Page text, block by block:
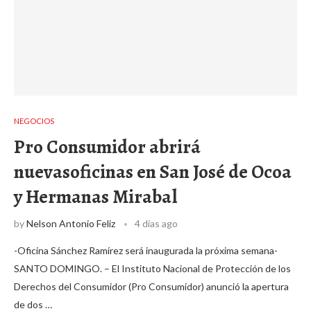
NEGOCIOS
Pro Consumidor abrirá
nuevasoficinas en San José de Ocoa
y Hermanas Mirabal
byNelson Antonio Feliz 4 días ago
-Oficina Sánchez Ramírez será inaugurada la próxima semana-
SANTO DOMINGO. – El Instituto Nacional de Protección de los
Derechos del Consumidor (Pro Consumidor) anunció la apertura
de dos …